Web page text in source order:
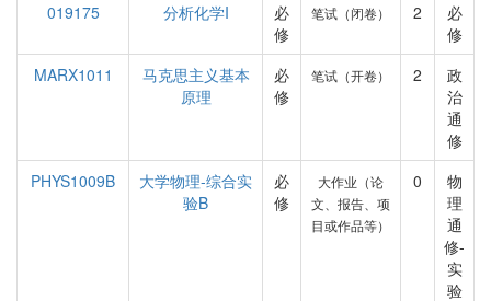
019175 分析化学I
必
修
笔试（闭卷） 2
必
修
MARX1011
马克思主义基本
原理
必
修
笔试（开卷） 2
政
治
通
修
PHYS1009B
大学物理-综合实
验B
必
修
大作业（论
文、报告、项
目或作品等）
0
物
理
通
修-
实
验